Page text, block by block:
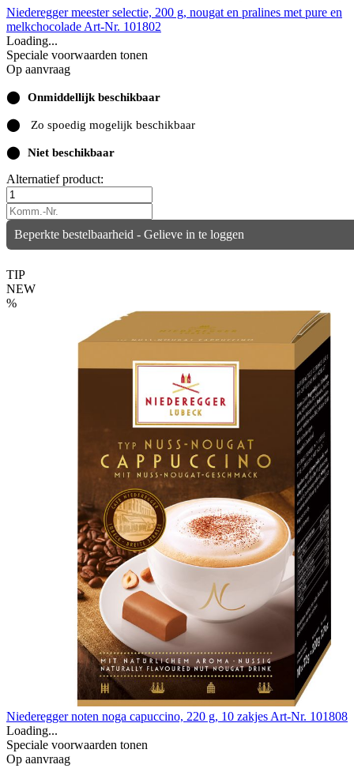
Niederegger meester selectie, 200 g, nougat en pralines met pure en
melkchocolade Art-Nr. 101802
Loading...
Speciale voorwaarden tonen
Op aanvraag
⬤ Onmiddellijk beschikbaar
⬤ Zo spoedig mogelijk beschikbaar
⬤ Niet beschikbaar
Alternatief product:
Beperkte bestelbaarheid - Gelieve in te loggen
TIP
NEW
%
Niederegger noten noga capuccino, 220 g, 10 zakjes Art-Nr. 101808
Loading...
Speciale voorwaarden tonen
Op aanvraag